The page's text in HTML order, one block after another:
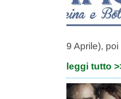
9 Aprile),
leggi tutto